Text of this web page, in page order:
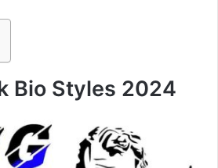
Bio Styles 2024